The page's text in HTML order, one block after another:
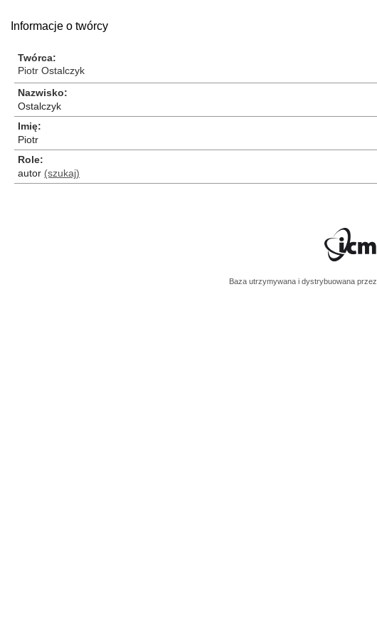
Informacje o twórcy
Twórca
Piotr Ostalczyk
Nazwisko
Ostalczyk
Imię
Piotr
Role
autor (szukaj)
Baza utrzymywana i dystrybuowana przez